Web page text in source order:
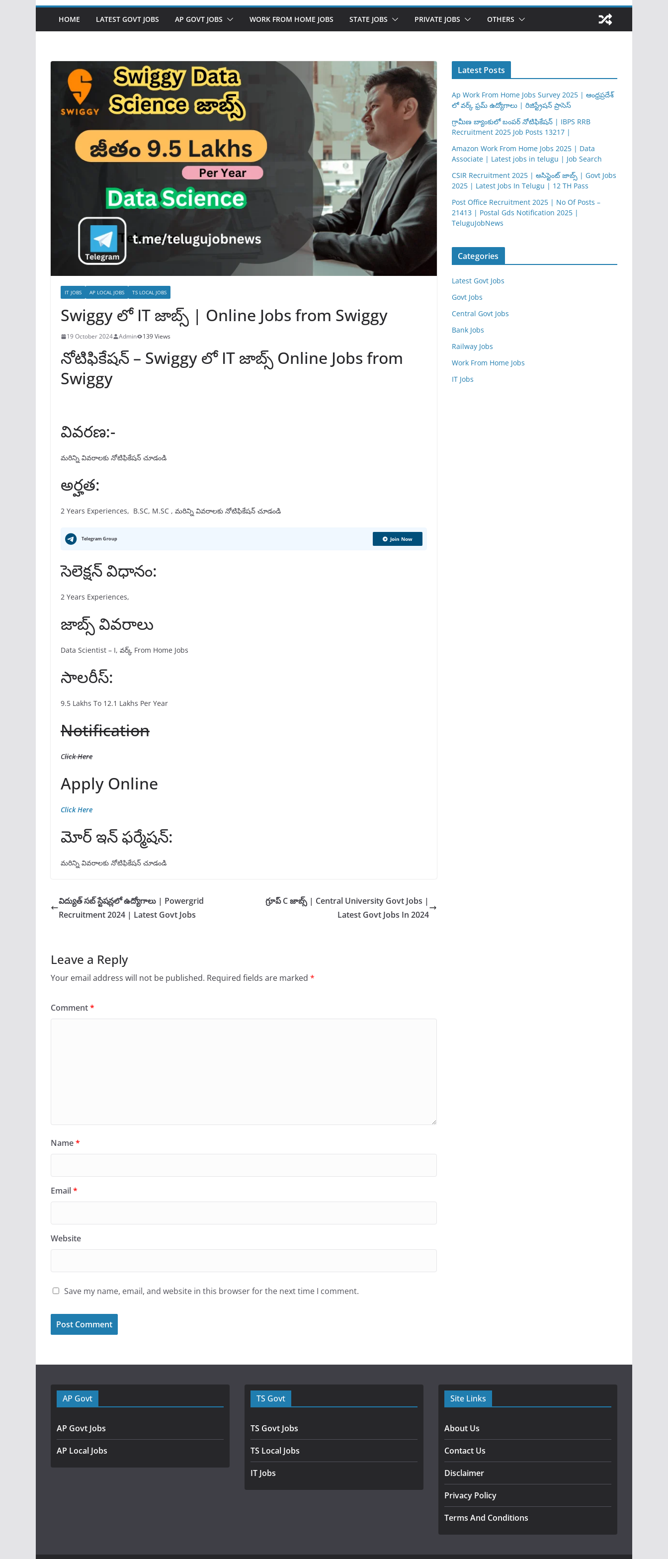
HOME LATEST GOVT JOBS AP GOVT JOBS WORK FROM HOME JOBS STATE JOBS PRIVATE JOBS OTHERS
IT JOBS AP LOCAL JOBS TS LOCAL JOBS
Swiggy లో IT జాబ్స్ | Online Jobs from Swiggy
19 October 2024 Admin 139 Views
నోటిఫికేషన్ – Swiggy లో IT జాబ్స్ Online Jobs from
Swiggy
వివరణ:-
మరిన్ని వివరాలకు నోటిఫికేషన్ చూడండి
అర్హత:
2 Years Experiences, B.SC, M.SC , మరిన్ని వివరాలకు నోటిఫికేషన్ చూడండి
Telegram Group Join Now
సెలెక్షన్ విధానం:
2 Years Experiences,
జాబ్స్ వివరాలు
Data Scientist – I, వర్క్ From Home Jobs
సాలరీస్:
9.5 Lakhs To 12.1 Lakhs Per Year
Notification
Click Here
Apply Online
Click Here
మోర్ ఇన్ ఫర్మేషన్:
మరిన్ని వివరాలకు నోటిఫికేషన్ చూడండి
విద్యుత్ సబ్ స్టేషన్లలో ఉద్యోగాలు | Powergrid
Recruitment 2024 | Latest Govt Jobs
గ్రూప్ C జాబ్స్ | Central University Govt Jobs |
Latest Govt Jobs In 2024
Leave a Reply
Your email address will not be published. Required fields are marked *
Comment*
Name*
Email*
Website
Save my name, email, and website in this browser for the next time I comment.
Latest Posts
Ap Work From Home Jobs Survey 2025 | ఆంధ్రప్రదేశ్
లో వర్క్ ఫ్రమ్ ఉద్యోగాలు | రిజిస్ట్రేషన్ ప్రాసెస్
గ్రామీణ బ్యాంకులో బంపర్ నోటిఫికేషన్ | IBPS RRB
Recruitment 2025 Job Posts 13217 |
Amazon Work From Home Jobs 2025 | Data
Associate | Latest jobs in telugu | Job Search
CSIR Recruitment 2025 | అసిస్టెంట్ జాబ్స్ | Govt Jobs
2025 | Latest Jobs In Telugu | 12 TH Pass
Post Office Recruitment 2025 | No Of Posts –
21413 | Postal Gds Notification 2025 |
TeluguJobNews
Categories
Latest Govt Jobs
Govt Jobs
Central Govt Jobs
Bank Jobs
Railway Jobs
Work From Home Jobs
IT Jobs
AP Govt
AP Govt Jobs
AP Local Jobs
TS Govt
TS Govt Jobs
TS Local Jobs
IT Jobs
Site Links
About Us
Contact Us
Disclaimer
Privacy Policy
Terms And Conditions